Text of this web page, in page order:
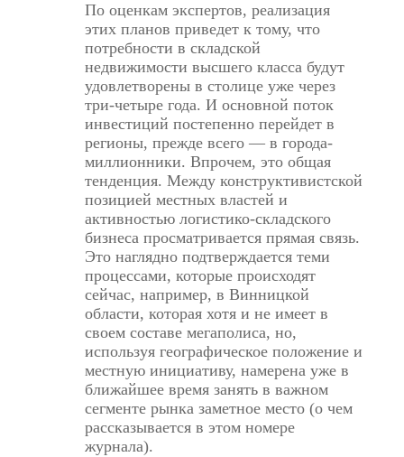
По оценкам экспертов, реализация
этих планов приведет к тому, что
потребности в складской
недвижимости высшего класса будут
удовлетворены в столице уже через
три-четыре года. И основной поток
инвестиций постепенно перейдет в
регионы, прежде всего — в города-
миллионники. Впрочем, это общая
тенденция. Между конструктивистской
позицией местных властей и
активностью логистико-складского
бизнеса просматривается прямая связь.
Это наглядно подтверждается теми
процессами, которые происходят
сейчас, например, в Винницкой
области, которая хотя и не имеет в
своем составе мегаполиса, но,
используя географическое положение и
местную инициативу, намерена уже в
ближайшее время занять в важном
сегменте рынка заметное место (о чем
рассказывается в этом номере
журнала).